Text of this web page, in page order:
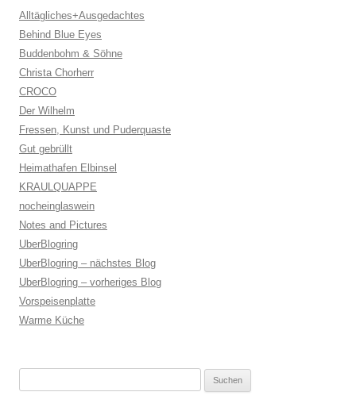
Alltägliches+Ausgedachtes
Behind Blue Eyes
Buddenbohm & Söhne
Christa Chorherr
CROCO
Der Wilhelm
Fressen, Kunst und Puderquaste
Gut gebrüllt
Heimathafen Elbinsel
KRAULQUAPPE
nocheinglaswein
Notes and Pictures
UberBlogring
UberBlogring – nächstes Blog
UberBlogring – vorheriges Blog
Vorspeisenplatte
Warme Küche